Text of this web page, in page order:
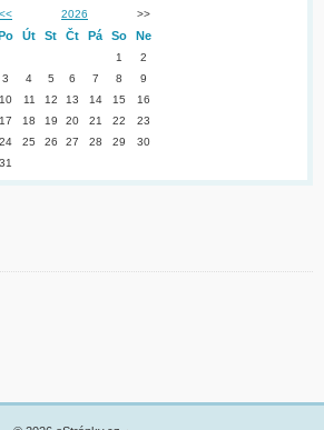
<<
2026 >>
Út St Čt Pá So Ne
1
2
3
4 5 6 7 8
9
10
11 12 13 14 15
16
17
18 19 20 21 22
23
24
25 26 27 28 29
30
31